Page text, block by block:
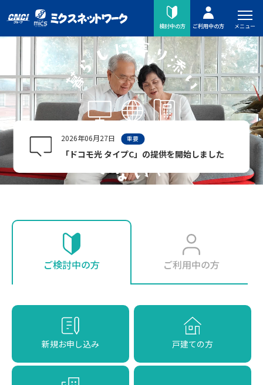
検討中の方 ご利用中の方 メニュー
2026年06月27日 重要
「ドコモ光 タイプC」の提供を開始しました
ご検討中の方 ご利用中の方
新規お申し込み 戸建ての方